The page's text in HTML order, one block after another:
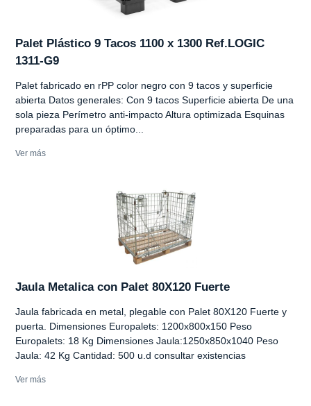
Palet Plástico 9 Tacos 1100 x 1300 Ref.LOGIC
1311-G9
Palet fabricado en rPP color negro con 9 tacos y superficie
abierta Datos generales: Con 9 tacos Superficie abierta De una
sola pieza Perímetro anti-impacto Altura optimizada Esquinas
preparadas para un óptimo...
Ver más
Jaula Metalica con Palet 80X120 Fuerte
Jaula fabricada en metal, plegable con Palet 80X120 Fuerte y
puerta. Dimensiones Europalets: 1200x800x150 Peso
Europalets: 18 Kg Dimensiones Jaula:1250x850x1040 Peso
Jaula: 42 Kg Cantidad: 500 u.d consultar existencias
Ver más